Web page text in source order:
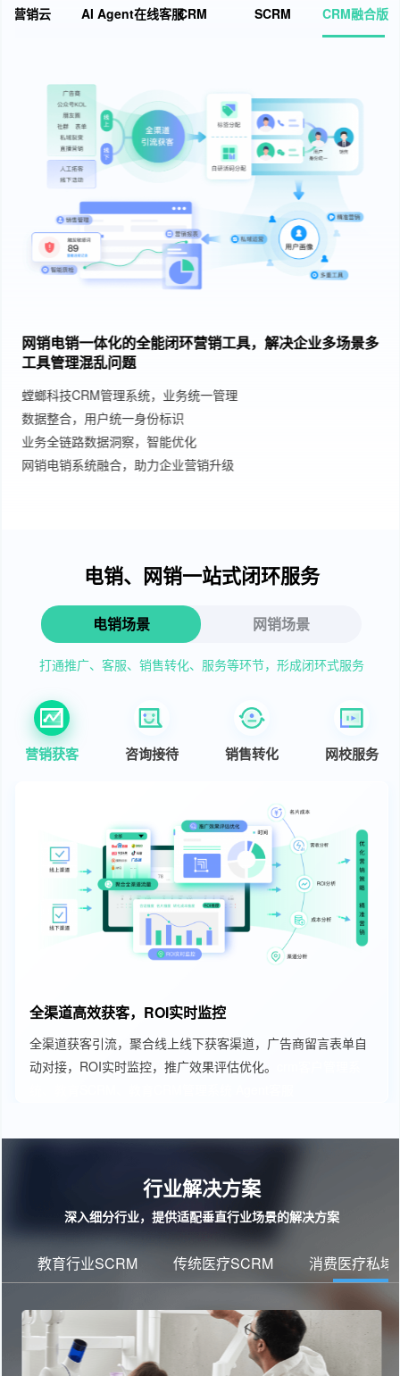
营销云 AI Agent在线客服CRM SCRM CRM融合版
网销电销一体化的全能闭环营销工具，解决企业多场景多
工具管理混乱问题
螳螂科技CRM管理系统，业务统一管理
数据整合，用户统一身份标识
业务全链路数据洞察，智能优化
网销电销系统融合，助力企业营销升级
电销、网销一站式闭环服务
电销场景 网销场景
打通推广、客服、销售转化、服务等环节，形成闭环式服务
营销获客 咨询接待 销售转化 网校服务
全渠道高效获客，ROI实时监控
全渠道获客引流，聚合线上线下获客渠道，广告商留言表单自
动对接，ROI实时监控，推广效果评估优化。
行业解决方案
深入细分行业，提供适配垂直行业场景的解决方案
教育行业SCRM 传统医疗SCRM 消费医疗私域